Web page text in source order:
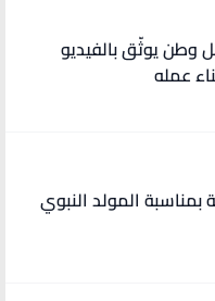
ما بستحي" .. عامل وطن يوثّق بالفيديو
عمله
بمناسبة المولد النبوي